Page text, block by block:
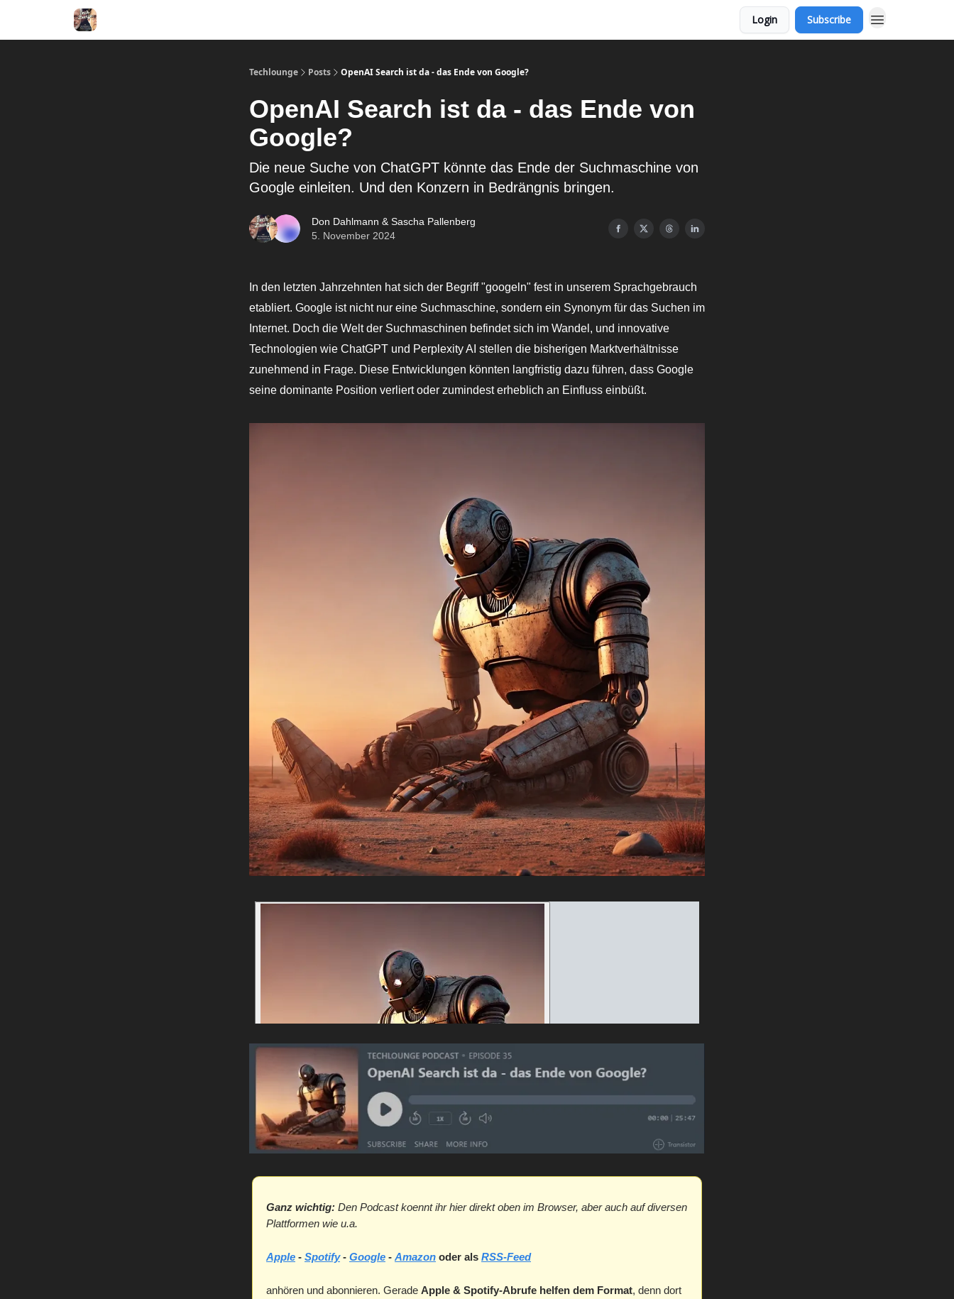
Login Subscribe
Techlounge Posts OpenAI Search ist da - das Ende von Google?
OpenAI Search ist da - das Ende von
Google?
Die neue Suche von ChatGPT könnte das Ende der Suchmaschine von
Google einleiten. Und den Konzern in Bedrängnis bringen.
Don Dahlmann & Sascha Pallenberg
5. November 2024
In den letzten Jahrzehnten hat sich der Begriff "googeln" fest in unserem Sprachgebrauch
etabliert. Google ist nicht nur eine Suchmaschine, sondern ein Synonym für das Suchen im
Internet. Doch die Welt der Suchmaschinen befindet sich im Wandel, und innovative
Technologien wie ChatGPT und Perplexity AI stellen die bisherigen Marktverhältnisse
zunehmend in Frage. Diese Entwicklungen könnten langfristig dazu führen, dass Google
seine dominante Position verliert oder zumindest erheblich an Einfluss einbüßt.
Ganz wichtig: Den Podcast koennt ihr hier direkt oben im Browser, aber auch auf diversen
Plattformen wie u.a.
Apple - Spotify- Google - Amazon oder als RSS-Feed
anhören und abonnieren. Gerade Apple & Spotify-Abrufe helfen dem Format, denn dort